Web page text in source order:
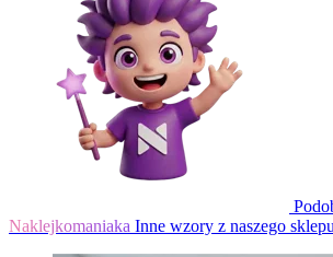
Naklejkomaniaka Inne wzory z naszego sklepu